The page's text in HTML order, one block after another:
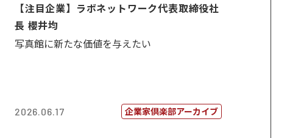
【注目企業】ラボネットワーク代表取締役社
長 櫻井均
写真館に新たな価値を与えたい
2026.06.17 企業家倶楽部アーカイブ